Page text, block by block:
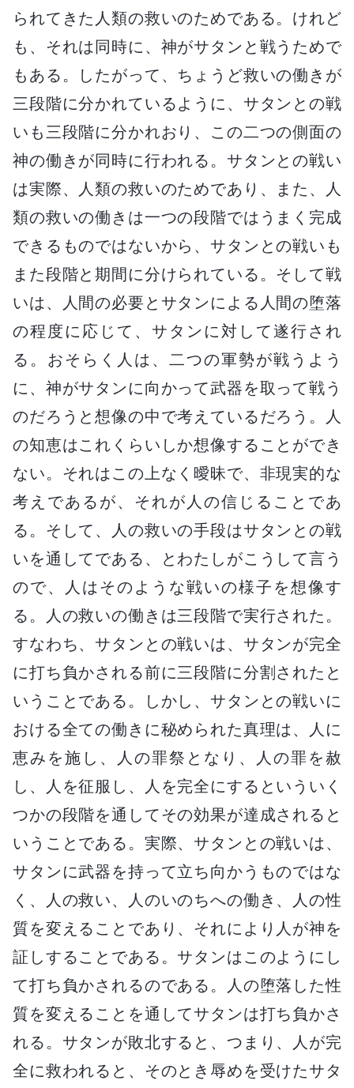
られてきた人類の救いのためである。けれど
も、それは同時に、神がサタンと戦うためで
もある。したがって、ちょうど救いの働きが
三段階に分かれているように、サタンとの戦
いも三段階に分かれおり、この二つの側面の
神の働きが同時に行われる。サタンとの戦い
は実際、人類の救いのためであり、また、人
類の救いの働きは一つの段階ではうまく完成
できるものではないから、サタンとの戦いも
また段階と期間に分けられている。そして戦
いは、人間の必要とサタンによる人間の堕落
の程度に応じて、サタンに対して遂行され
る。おそらく人は、二つの軍勢が戦うよう
に、神がサタンに向かって武器を取って戦う
のだろうと想像の中で考えているだろう。人
の知恵はこれくらいしか想像することができ
ない。それはこの上なく曖昧で、非現実的な
考えであるが、それが人の信じることであ
る。そして、人の救いの手段はサタンとの戦
いを通してである、とわたしがこうして言う
ので、人はそのような戦いの様子を想像す
る。人の救いの働きは三段階で実行された。
すなわち、サタンとの戦いは、サタンが完全
に打ち負かされる前に三段階に分割されたと
いうことである。しかし、サタンとの戦いに
おける全ての働きに秘められた真理は、人に
恵みを施し、人の罪祭となり、人の罪を赦
し、人を征服し、人を完全にするといういく
つかの段階を通してその効果が達成されると
いうことである。実際、サタンとの戦いは、
サタンに武器を持って立ち向かうものではな
く、人の救い、人のいのちへの働き、人の性
質を変えることであり、それにより人が神を
証しすることである。サタンはこのようにし
て打ち負かされるのである。人の堕落した性
質を変えることを通してサタンは打ち負かさ
れる。サタンが敗北すると、つまり、人が完
全に救われると、そのとき辱めを受けたサタ